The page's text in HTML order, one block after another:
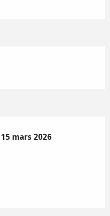
15 mars 2026
15 mars 2026